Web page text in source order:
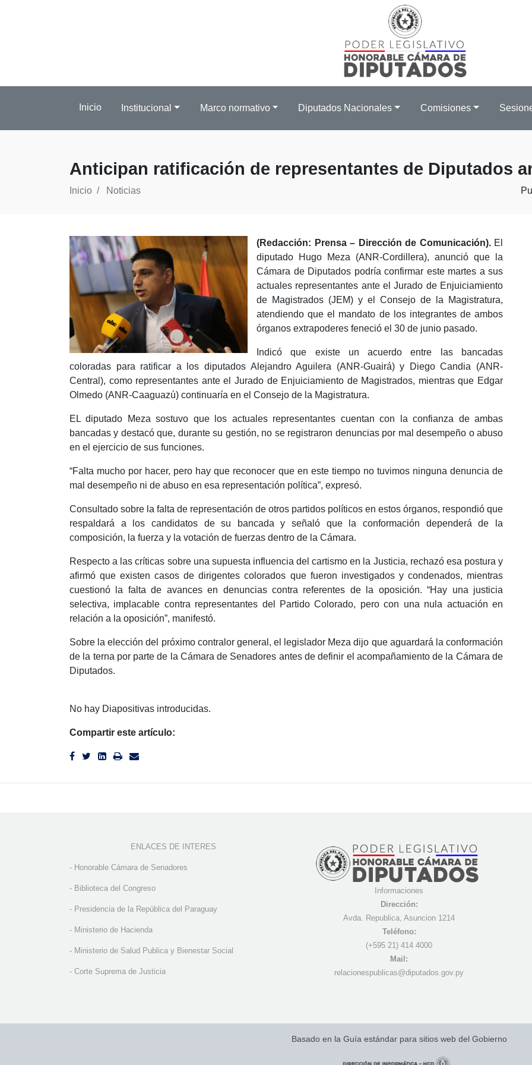
Inicio Institucional Marco normativo Diputados Nacionales Comisiones
Anticipan ratificación de representantes de Diputados
Inicio Noticias
(Redacción: Prensa – Dirección de Comunicación).El
diputado Hugo Meza (ANR-Cordillera), anunció que la
Cámara de Diputados podría confirmar este martes a sus
actuales representantes ante el Jurado de Enjuiciamiento
de Magistrados (JEM) y el Consejo de la Magistratura,
atendiendo que el mandato de los integrantes de ambos
órganos extrapoderes feneció el 30 de junio pasado.
Indicó que existe un acuerdo entre las bancadas
coloradas para ratificar a los diputados Alejandro Aguilera (ANR-Guairá) y Diego Candia (ANR-
Central), como representantes ante el Jurado de Enjuiciamiento de Magistrados, mientras que Edgar
Olmedo (ANR-Caaguazú) continuaría en el Consejo de la Magistratura.
EL diputado Meza sostuvo que los actuales representantes cuentan con la confianza de ambas
bancadas y destacó que, durante su gestión, no se registraron denuncias por mal desempeño o abuso
en el ejercicio de sus funciones.
“Falta mucho por hacer, pero hay que reconocer que en este tiempo no tuvimos ninguna denuncia de
mal desempeño ni de abuso en esa representación política”, expresó.
Consultado sobre la falta de representación de otros partidos políticos en estos órganos, respondió que
respaldará a los candidatos de su bancada y señaló que la conformación dependerá de la
composición, la fuerza y la votación de fuerzas dentro de la Cámara.
Respecto a las críticas sobre una supuesta influencia del cartismo en la Justicia, rechazó esa postura y
afirmó que existen casos de dirigentes colorados que fueron investigados y condenados, mientras
cuestionó la falta de avances en denuncias contra referentes de la oposición. “Hay una justicia
selectiva, implacable contra representantes del Partido Colorado, pero con una nula actuación en
relación a la oposición”, manifestó.
Sobre la elección del próximo contralor general, el legislador Meza dijo que aguardará la conformación
de la terna por parte de la Cámara de Senadores antes de definir el acompañamiento de la Cámara de
Diputados.
No hay Diapositivas introducidas.
Compartir este artículo:
ENLACES DE INTERES
- Honorable Cámara de Senadores
- Biblioteca del Congreso
- Presidencia de la República del Paraguay
- Ministerio de Hacienda
- Ministerio de Salud Publica y Bienestar Social
- Corte Suprema de Justicia
Informaciones
Dirección:
Avda. Republica, Asuncion 1214
Teléfono:
(+595 21) 414 4000
Mail:
relacionespublicas@diputados.gov.py
Basado en la Guía estándar para sitios web del Gobierno